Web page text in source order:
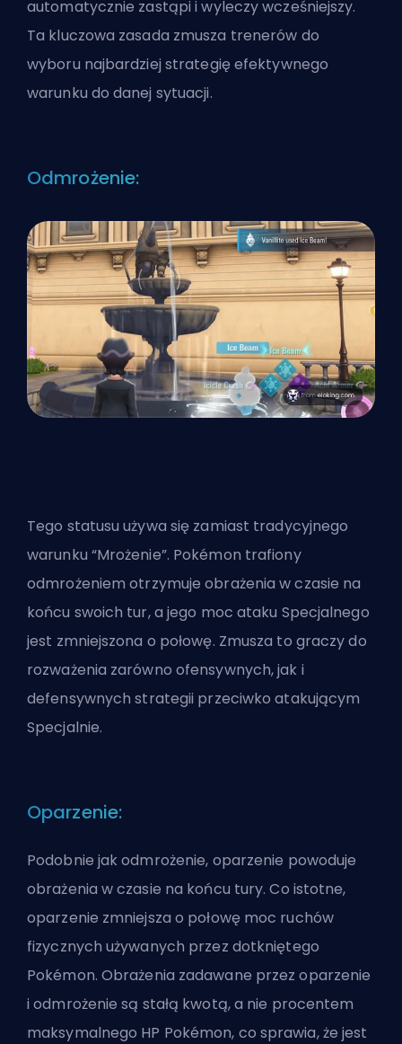
automatycznie zastąpi i wyleczy wcześniejszy.
Ta kluczowa zasada zmusza trenerów do
wyboru najbardziej strategię efektywnego
warunku do danej sytuacji.
Odmrożenie:
Tego statusu używa się zamiast tradycyjnego
warunku “Mrożenie”. Pokémon trafiony
odmrożeniem otrzymuje obrażenia w czasie na
końcu swoich tur, a jego moc ataku Specjalnego
jest zmniejszona o połowę. Zmusza to graczy do
rozważenia zarówno ofensywnych, jak i
defensywnych strategii przeciwko atakującym
Specjalnie.
Oparzenie:
Podobnie jak odmrożenie, oparzenie powoduje
obrażenia w czasie na końcu tury. Co istotne,
oparzenie zmniejsza o połowę moc ruchów
fizycznych używanych przez dotkniętego
Pokémon. Obrażenia zadawane przez oparzenie
i odmrożenie są stałą kwotą, a nie procentem
maksymalnego HP Pokémon, co sprawia, że jest